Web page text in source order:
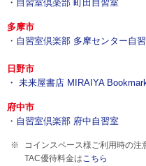
・ 自習室倶楽部 町田自習室
多摩市
・ 自習室倶楽部 多摩センター自
日野市
・ 未来屋書店 MIRAIYA
府中市
・ 自習室倶楽部 府中自習室
コインスペース様ご利用時の注
TAC優待料金はこちら